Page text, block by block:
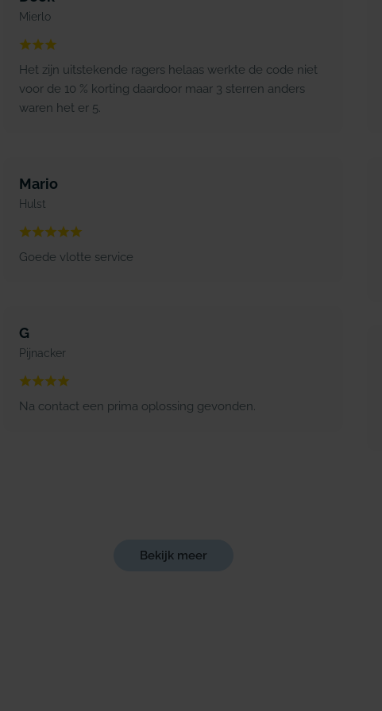
Mierlo
Het zijn uitstekende ragers helaas werkte de code niet
voor de 10 % korting daardoor maar 3 sterren anders
waren het er 5.
Mario
Hulst
Goede vlotte service
G
Pijnacker
Na contact een prima oplossing gevonden.
Bekijk meer